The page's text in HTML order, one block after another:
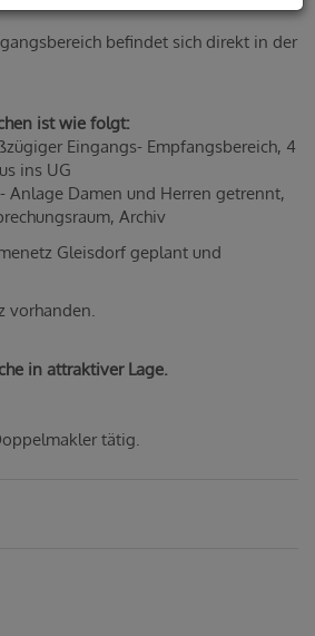
befindet sich direkt in der
ist wie folgt:
Eingangs- Empfangsbereich, 4
ins UG
Damen und Herren getrennt,
Archiv
Gleisdorf geplant und
vorhanden.
in attraktiver Lage.
tätig.